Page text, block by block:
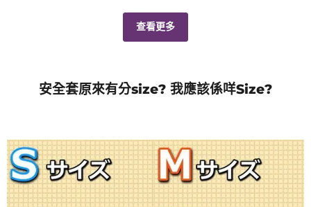
查看更多
安全套原來有分size? 我應該係咩Size?